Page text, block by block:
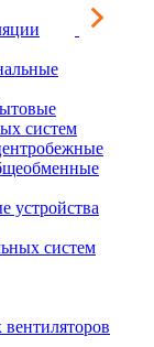
систем
устройства
систем